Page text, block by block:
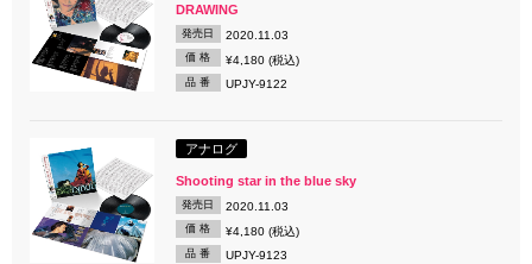
DRAWING
発売日 2020.11.03
価 格 ¥4,180 (税込)
品 番 UPJY-9122
アナログ
Shooting star in the blue sky
発売日 2020.11.03
価 格 ¥4,180 (税込)
品 番 UPJY-9123